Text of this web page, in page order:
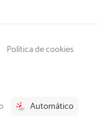
Política de cookies
Automático